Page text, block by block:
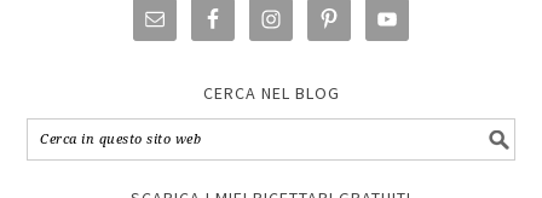
CERCA NEL BLOG